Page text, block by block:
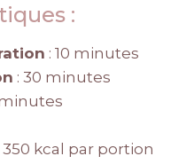
:
: 10 minutes
: 30 minutes
350 kcal par portion